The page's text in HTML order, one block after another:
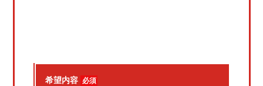
希望内容 必須